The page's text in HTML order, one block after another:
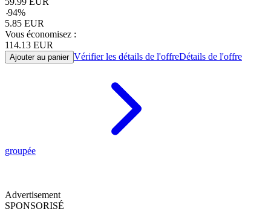
-94%
5.85 EUR
Vous économisez :
114.13 EUR
Ajouter au panier Vérifier les détails de l'offreDétails de l'offre
groupée
Advertisement
SPONSORISÉ